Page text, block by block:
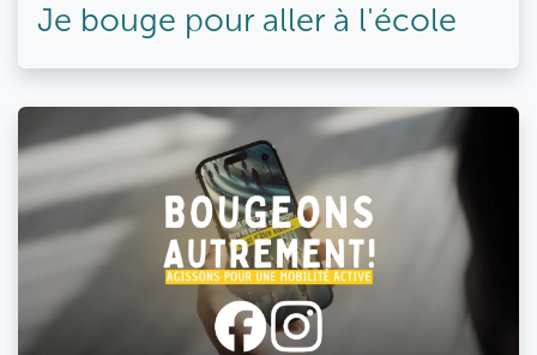
Je bouge pour aller à l'école